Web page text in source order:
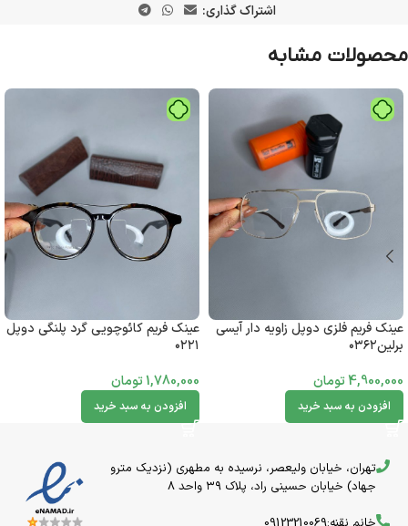
اشتراک گذاری:
محصولات مشابه
عینک فریم فلزی دوپل زاویه دار آیسی
برلین۰۳۶۲
4,900,000تومان
افزودن به سبد خرید
عینک فریم کائوچویی گرد پلنگی دوپل
۰۲۲۱
1,780,000تومان
افزودن به سبد خرید
تهران، خیابان ولیعصر، نرسیده به مطهری (نزدیک مترو
جهاد) خیابان حسینی راد، پلاک ۳۹ واحد 8